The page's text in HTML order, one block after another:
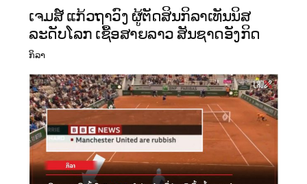
ເຈມສ໌ ແກ້ວຖາວົງ ຜູ້ຕັດສິນກິລາເທັນນິສ
ລະດັບໂລກ ເຊື້ອສາຍລາວ ສັນຊາດອັງກິດ
ກິລາ